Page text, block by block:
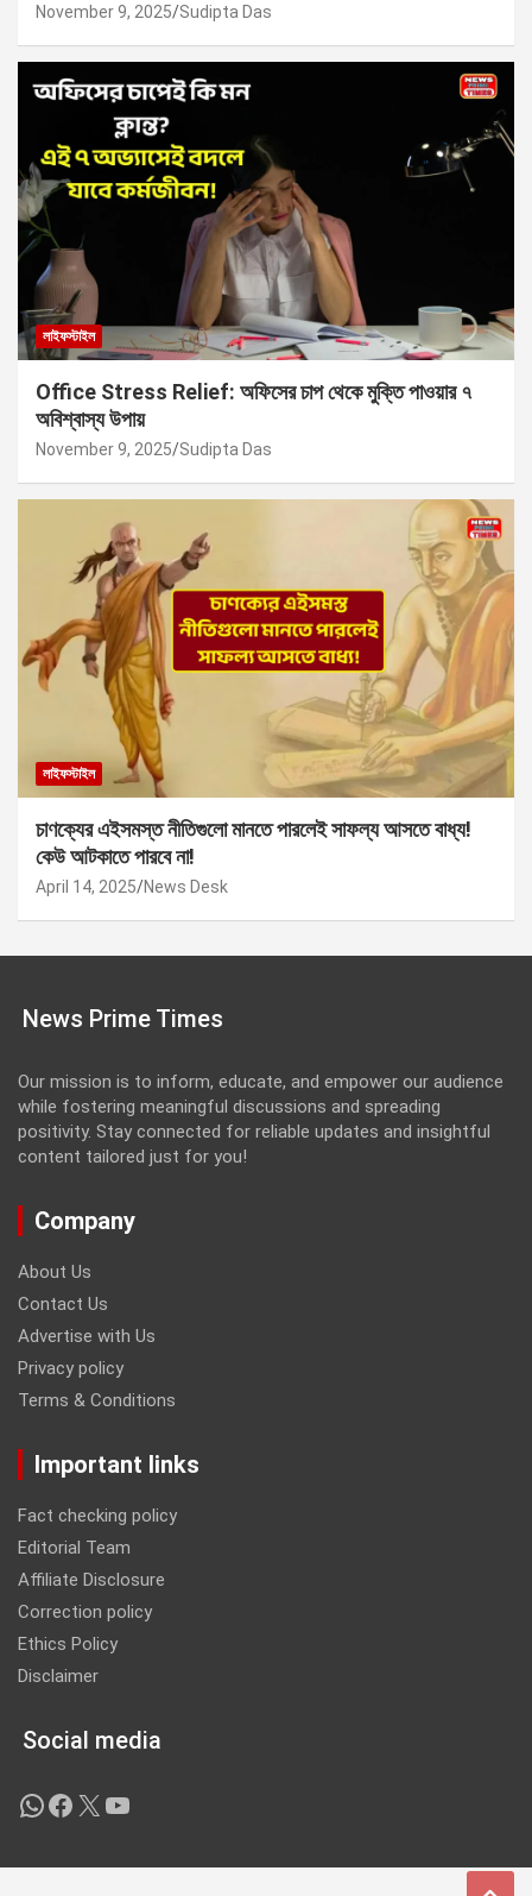
November 9, 2025 Sudipta Das
লাইফস্টাইল
Office Stress Relief: অফিসের চাপ থেকে মুক্তি পাওয়ার ৭
অবিশ্বাস্য উপায়
November 9, 2025 Sudipta Das
লাইফস্টাইল
চাণক্যের এইসমস্ত নীতিগুলো মানতে পারলেই সাফল্য আসতে বাধ্য!
কেউ আটকাতে পারবে না!
April 14, 2025 News Desk
News Prime Times
Our mission is to inform, educate, and empower our audience
while fostering meaningful discussions and spreading
positivity. Stay connected for reliable updates and insightful
content tailored just for you!
Company
About Us
Contact Us
Advertise with Us
Privacy policy
Terms & Conditions
Important links
Fact checking policy
Editorial Team
Affiliate Disclosure
Correction policy
Ethics Policy
Disclaimer
Social media
WhatsApp
Facebook
X YouTube